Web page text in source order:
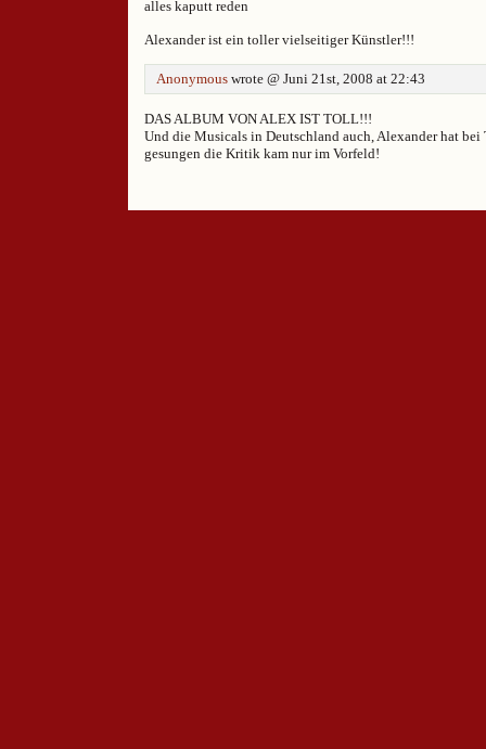
alles kaputt reden
Alexander ist ein toller vielseitiger Künstler!!!
Anonymous wrote @ Juni 21st, 2008 at 22:43
DAS ALBUM VON ALEX IST TOLL!!!
Und die Musicals in Deutschland auch, Alexander hat bei
gesungen die Kritik kam nur im Vorfeld!